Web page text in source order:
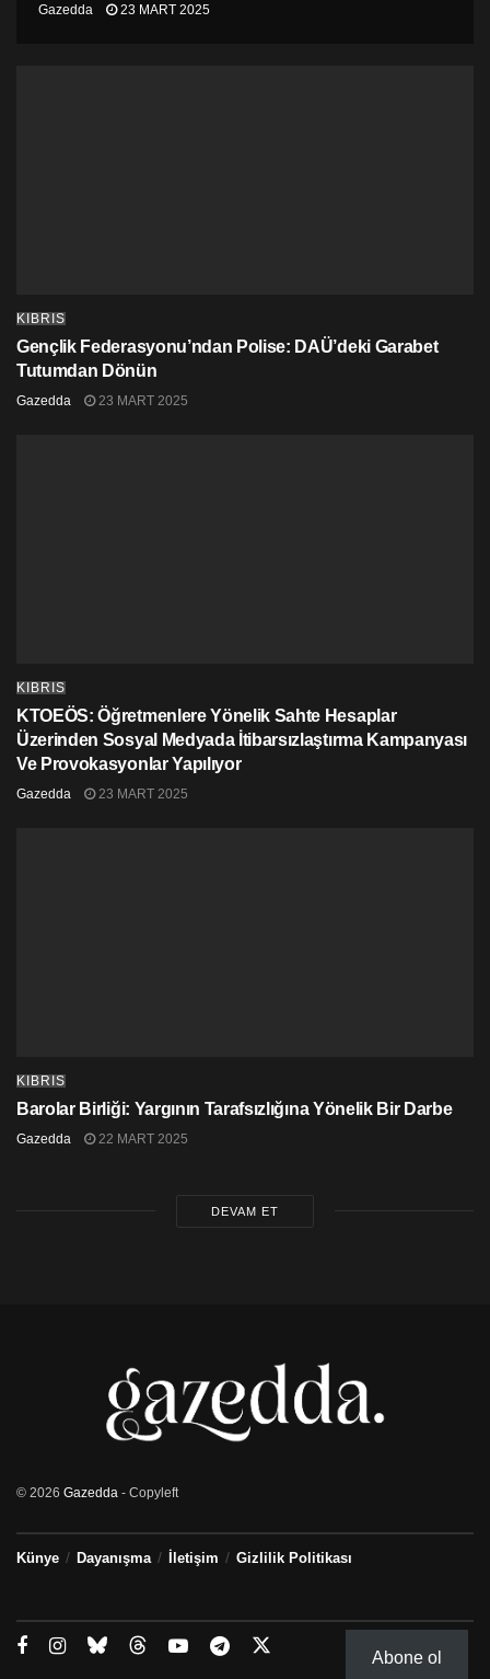
Gazedda 23 MART 2025
KIBRIS
Gençlik Federasyonu’ndan Polise: DAÜ’deki Garabet
Tutumdan Dönün
Gazedda 23 MART 2025
KIBRIS
KTOEÖS: Öğretmenlere Yönelik Sahte Hesaplar
Üzerinden Sosyal Medyada İtibarsızlaştırma Kampanyası
Ve Provokasyonlar Yapılıyor
Gazedda 23 MART 2025
KIBRIS
Barolar Birliği: Yargının Tarafsızlığına Yönelik Bir Darbe
Gazedda 22 MART 2025
DEVAM ET
© 2026 Gazedda - Copyleft
Künye Dayanışma İletişim Gizlilik Politikası
Abone ol